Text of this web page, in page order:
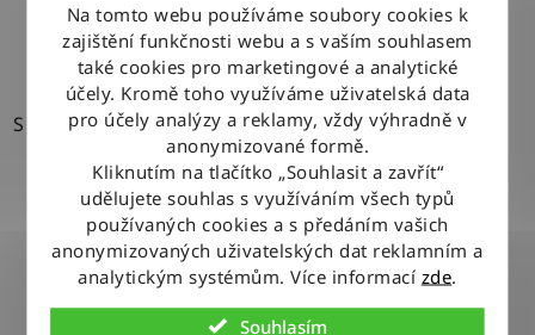
Na tomto webu používáme soubory cookies k
zajištění funkčnosti webu a s vaším souhlasem
také cookies pro marketingové a analytické
účely. Kromě toho využíváme uživatelská data
pro účely analýzy a reklamy, vždy výhradně v
anonymizované formě.
Kliknutím na tlačítko „Souhlasit a zavřít“
udělujete souhlas s využíváním všech typů
používaných cookies a s předáním vašich
anonymizovaných uživatelských dat reklamním a
analytickým systémům. Více informací zde.
Souhlasím
DETAIL
S